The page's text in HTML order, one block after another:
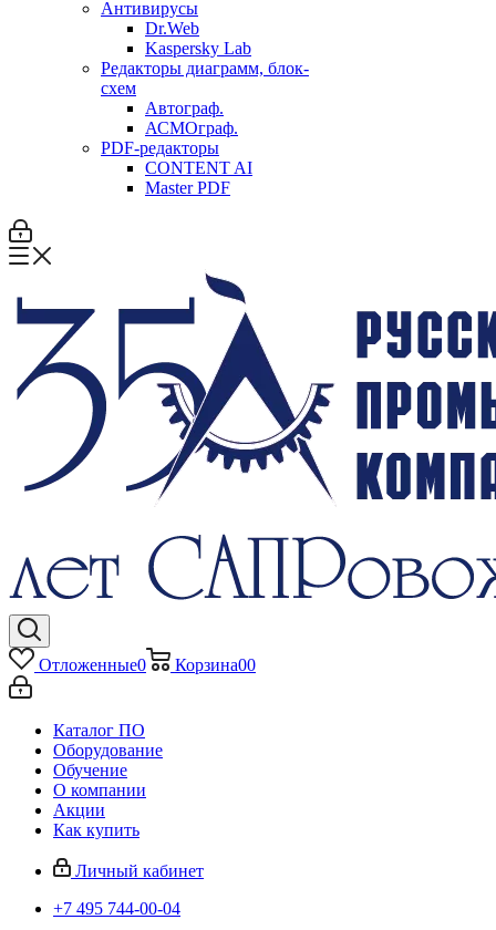
Антивирусы
Dr.Web
Kaspersky Lab
Редакторы диаграмм, блок-
схем
Автограф.
АСМОграф.
PDF-редакторы
CONTENT AI
Master PDF
Отложенные0 Корзина00
Каталог ПО
Оборудование
Обучение
О компании
Акции
Как купить
Личный кабинет
+7 495 744-00-04